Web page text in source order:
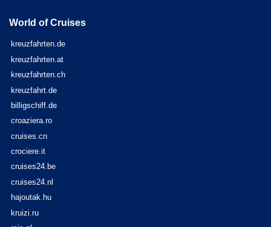
World of Cruises
kreuzfahrten.de
kreuzfahrten.at
kreuzfahrten.ch
kreuzfahrt.de
billigschiff.de
croaziera.ro
cruises.cn
crociere.it
cruises24.be
cruises24.nl
hajoutak.hu
kruizi.ru